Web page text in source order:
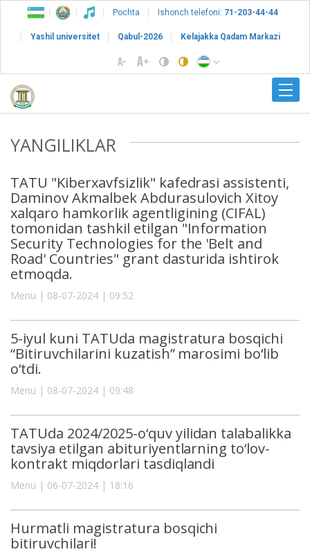
Pochta Ishonch telefoni: 71-203-44-44
Yashil universitet Qabul-2026 Kelajakka Qadam Markazi
YANGILIKLAR
TATU "Kiberxavfsizlik" kafedrasi assistenti,
Daminov Akmalbek Abdurasulovich Xitoy
xalqaro hamkorlik agentligining (CIFAL)
tomonidan tashkil etilgan "Information
Security Technologies for the 'Belt and
Road' Countries" grant dasturida ishtirok
etmoqda.
Menu | 08-07-2024 | 09:52
5-iyul kuni TATUda magistratura bosqichi
“Bitiruvchilarini kuzatish” marosimi bo‘lib
o‘tdi.
Menu | 08-07-2024 | 09:48
TATUda 2024/2025-o‘quv yilidan talabalikka
tavsiya etilgan abituriyentlarning to‘lov-
kontrakt miqdorlari tasdiqlandi
Menu | 06-07-2024 | 18:16
Hurmatli magistratura bosqichi
bitiruvchilari!